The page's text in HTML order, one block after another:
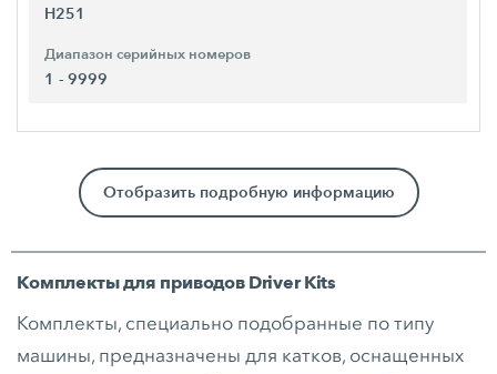
H251
Диапазон серийных номеров
1 - 9999
Отобразить подробную информацию
Комплекты для приводов Driver Kits
Комплекты, специально подобранные по типу
машины, предназначены для катков, оснащенных